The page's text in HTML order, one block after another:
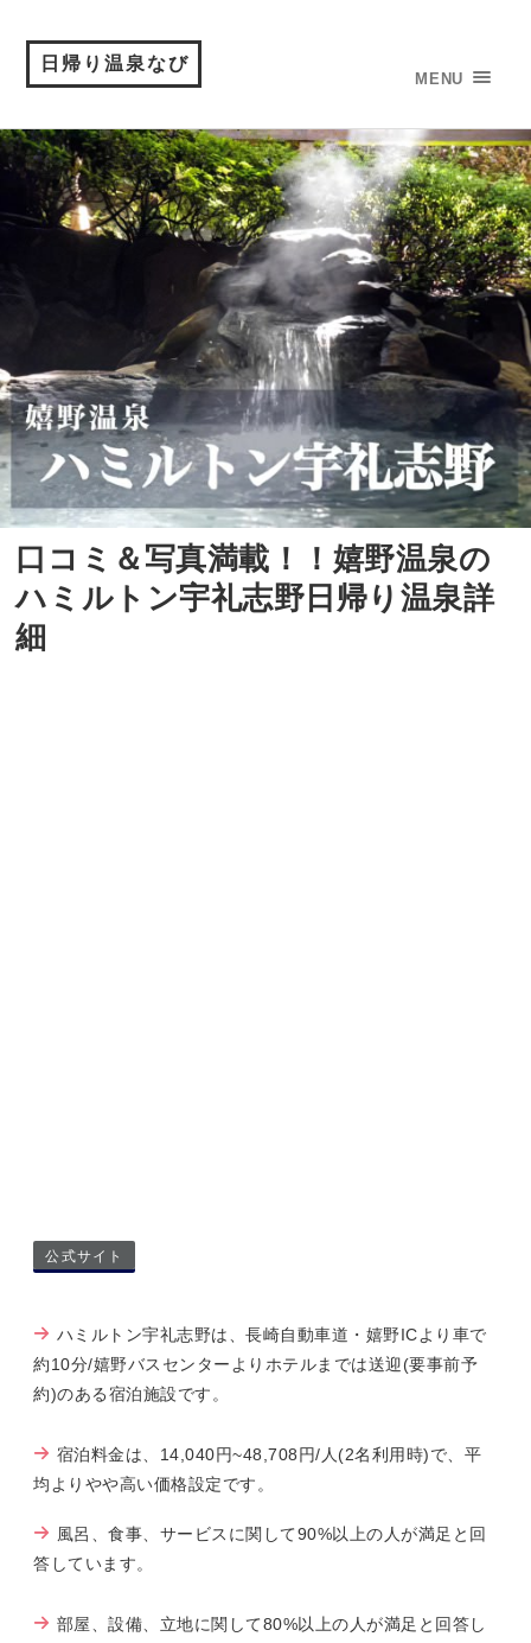
日帰り温泉なび
MENU
口コミ＆写真満載！！嬉野温泉の
ハミルトン宇礼志野日帰り温泉詳
細
公式サイト
ハミルトン宇礼志野は、長崎自動車道・嬉野ICより車で
約10分/嬉野バスセンターよりホテルまでは送迎(要事前予
約)のある宿泊施設です。
宿泊料金は、14,040円~48,708円/人(2名利用時)で、平
均よりやや高い価格設定です。
風呂、食事、サービスに関して90%以上の人が満足と回
答しています。
部屋、設備、立地に関して80%以上の人が満足と回答し